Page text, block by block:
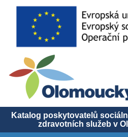
Katalog poskytovatelů
zdravotních služeb v